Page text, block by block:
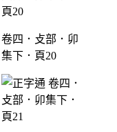
卷四．攴部．卯
集下．頁20